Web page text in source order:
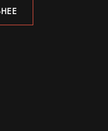
КОБЫЛЯЦКАЯ
ГОРА